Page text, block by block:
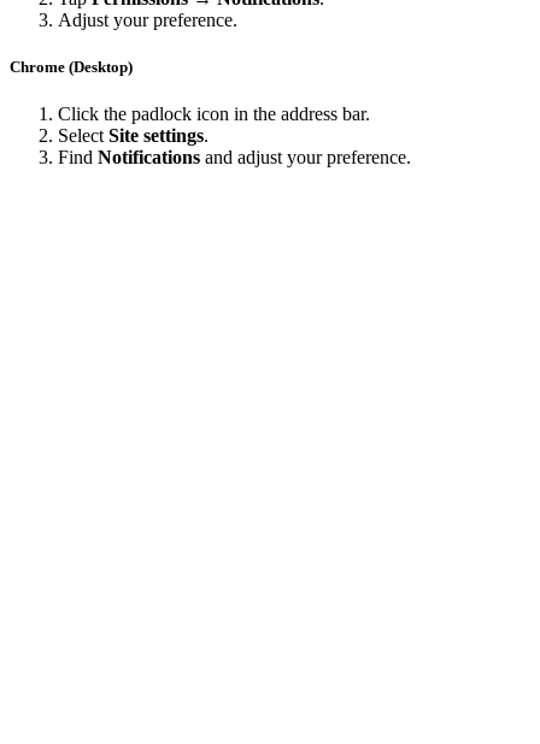
Adjust your preference.
Chrome (Desktop)
Click the padlock icon in the address bar.
Select Site settings.
Find Notifications and adjust your preference.